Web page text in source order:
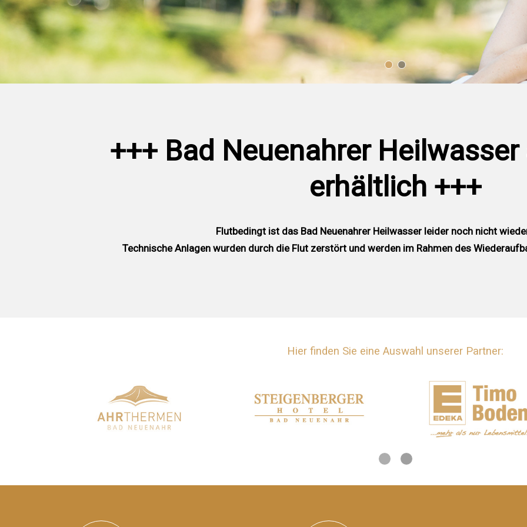
+++ Bad Neuenahrer
erhältlich +++
Flutbedingt ist das Bad Neuenahrer Heilwasser leider noch nicht
Technische Anlagen wurden durch die Flut zerstört und werden im Rahmen des
Hier finden Sie eine Auswahl unserer Partner: